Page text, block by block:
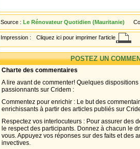
Source : Le Rénovateur Quotidien (Mauritanie)
Impression : Cliquez ici pour imprimer l'article
POSTEZ UN
Charte des commentaires
A lire avant de commenter! Quelques
passionnants sur Cridem :
Commentez pour enrichir : Le but des
enrichissants à partir des articles publiés sur
Respectez vos interlocuteurs : Pour assurer des
le respect des participants. Donnez à chacun le
vous. Appuyez vos réponses sur des faits et des
invectives.